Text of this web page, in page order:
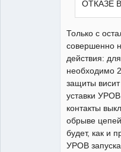
ОТКАЗЕ
Только с
совершенно
действия:
необходимо
защиты
уставки
контакты
обрыве
будет, как и
УРОВ